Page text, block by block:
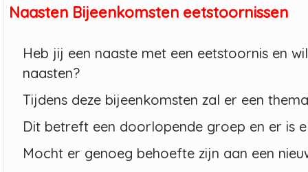
Naasten Bijeenkomsten eetstoornissen
Heb jij een naaste met een eetstoornis en
naasten?
Tijdens deze bijeenkomsten zal er een
Dit betreft een doorlopende groep en er is
Mocht er genoeg behoefte zijn aan een